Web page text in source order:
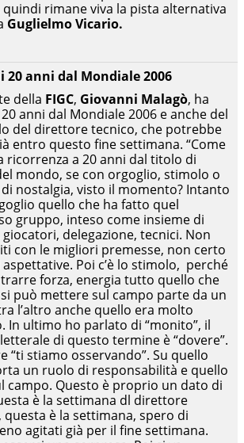
20 anni dal Mondiale 2006
della FIGC, Giovanni Malagò, ha
anni dal Mondiale 2006 e anche del
del direttore tecnico, che potrebbe
entro questo fine settimana. “Come
ricorrenza a 20 anni dal titolo di
mondo, se con orgoglio, stimolo o
di nostalgia, visto il momento? Intanto
quello che ha fatto quel
gruppo, inteso come insieme di
delegazione, tecnici. Non
con le migliori premesse, non certo
Poi c’è lo stimolo, perché
forza, energia tutto quello che
può mettere sul campo parte da un
l’altro anche quello era molto
In ultimo ho parlato di “monito”, il
di questo termine è “dovere”.
“ti stiamo osservando”. Su quello
un ruolo di responsabilità e quello
campo. Questo è proprio un dato di
è la settimana dl direttore
questa è la settimana, spero di
agitati già per il fine settimana.
rimane viva la pista alternativa
Guglielmo Vicario.